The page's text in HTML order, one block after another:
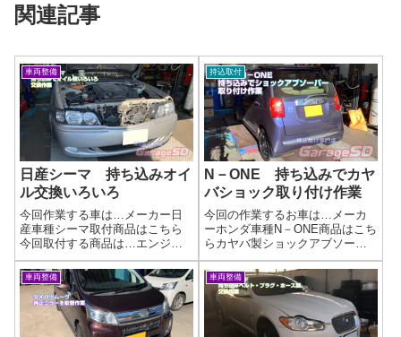
関連記事
車両整備
日産シーマ 持ち込みオイ
ル交換いろいろ
今回作業する車は…メーカー日
産車種シーマ取付商品はこちら
今回取付する商品は…エンジン
オイル パワステオイル ブレ
ーキオイル イロイロオイル類
交換です作業写真少し放置状態
だったのか、埃が溜まっていま
したがオイル類を交換してこれ
でバッチリです...
持込取付
N－ONE 持ち込みでカヤ
バショック取り付け作業
今回の作業するお車は…メーカ
ーホンダ車種N－ONE商品はこち
らカヤバ製ショックアブソーバ
ーキット 重くて大きいので直
送で送られてきました(^^)/ネット
で買った車高調、持ち込み取り
付けOK！理想の足回りを手軽に
実現しませんか？「せっかく手
車両整備 車両整備